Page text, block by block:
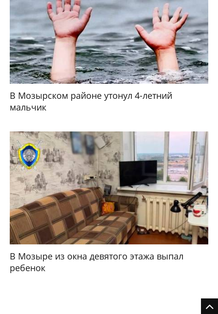
В Мозырском районе утонул 4-летний
мальчик
В Мозыре из окна девятого этажа выпал
ребенок